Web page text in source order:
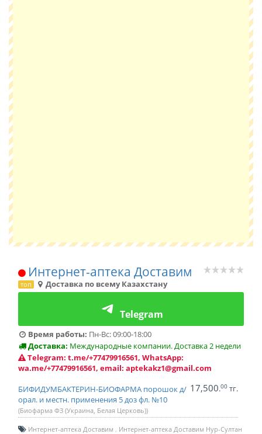
Интернет-аптека Доставим
топ Доставка по всему Казахстану
Telegram
Время работы: Пн-Вс: 09:00-18:00
Доставка: Международные компании. Доставка 2 недели
Telegram: t.me/+77479916561, WhatsApp:
wa.me/+77479916561, email: aptekakz1@gmail.com
БИФИДУМБАКТЕРИН-БИОФАРМА порошок д/
орал. и местн. применения 5 доз фл. №10
(Биофарма ФЗ (Украина, Белая Церковь))
17,500.00 тг.
Интернет-аптека Доставим
Интернет-аптека Доставим Нур-Султан